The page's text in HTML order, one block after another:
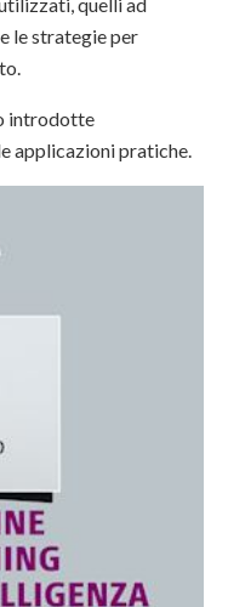
le strategie per
introdotte
applicazioni pratiche.